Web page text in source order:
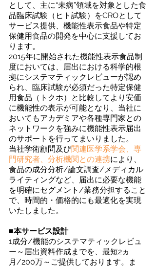
として、主に“未病”領域を対象とした食
品臨床試験（ヒト試験）をCROとして
サービス提供、機能性表示食品や特定
保健用食品の開発を中心に支援してお
ります。
2015年に開始された機能性表示食品制
度においては、届出における科学的根
拠にシステマティックレビューが認め
られ、臨床試験が必須だった特定保健
用食品（トクホ）と比較してより安価
に機能性の表示が可能となり、当社に
おいてもアカデミアや各種専門家との
ネットワークを強みに機能性表示届出
のサポートを行ってまいりました。
当社学術顧問及び関連医学系学会、専
門研究者、分析機関との連携により、
食品の成分分析/論文調査/メディカル
ライティングなど、届出に必要な機能
を明確にセグメント/業務分担すること
で、時間的・価格的にも最適化を実現
いたしました。
■本サービス設計
1成分/機能のシステマティックレビュ
ー～届出資料作成までを、最短2ヵ
月/200万～ご提供しております。ま